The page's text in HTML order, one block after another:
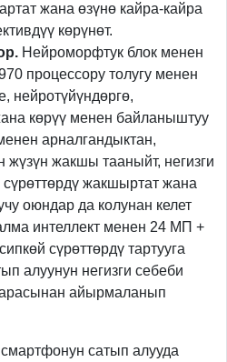
жана өзүнө кайра-кайра
көрүнөт.
. Нейроморфтук блок менен
процессору толугу менен
нейротүйүндөргө,
көрүү менен байланыштуу
арналгандыктан,
жүзүн жакшы тааныйт, негизги
жакшыртат жана
оюндар да колунан келет
интеллект менен 24 МП +
сүрөттөрдү тартууга
алуунун негизги себеби
айырмаланып
сатып алууда